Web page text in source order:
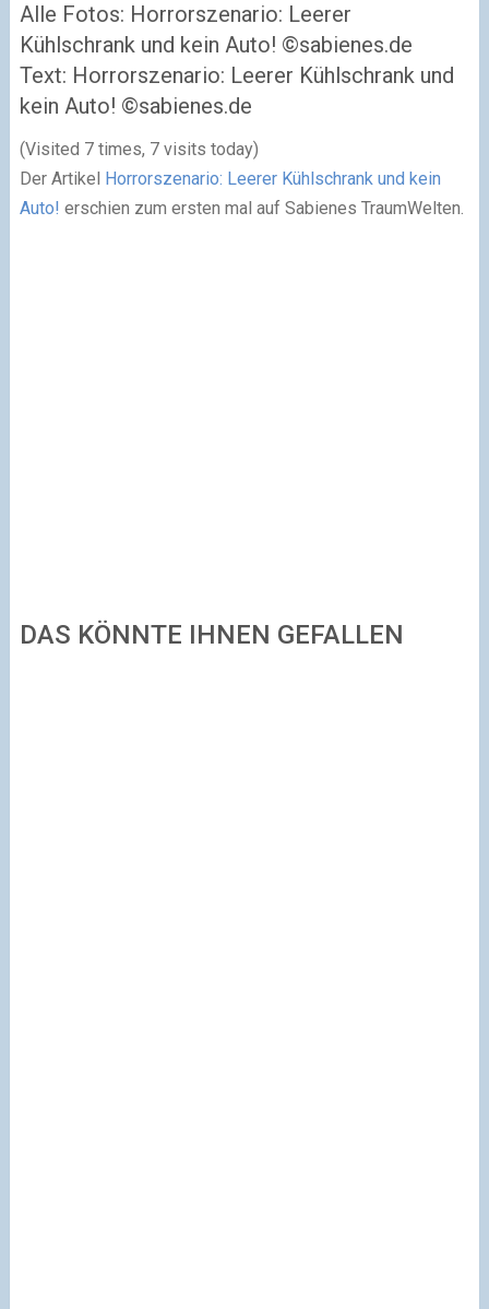
Alle Fotos: Horrorszenario: Leerer
Kühlschrank und kein Auto! ©sabienes.de
Text: Horrorszenario: Leerer Kühlschrank und
kein Auto! ©sabienes.de
(Visited 7 times, 7 visits today)
Der Artikel
Horrorszenario: Leerer Kühlschrank und kein
Auto! erschien zum ersten mal auf Sabienes TraumWelten.
DAS KÖNNTE IHNEN GEFALLEN